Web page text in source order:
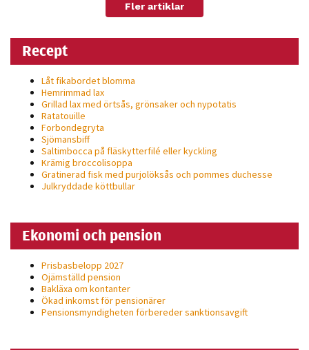
Fler artiklar
Recept
Låt fikabordet blomma
Hemrimmad lax
Grillad lax med örtsås, grönsaker och nypotatis
Ratatouille
Forbondegryta
Sjömansbiff
Saltimbocca på fläsk­ytterfilé eller kyckling
Krämig broccolisoppa
Gratinerad fisk med purjolöksås och pommes duchesse
Julkryddade köttbullar
Ekonomi och pension
Prisbasbelopp 2027
Ojämställd pension
Bakläxa om kontanter
Ökad inkomst för pensionärer
Pensionsmyndigheten förbereder sanktionsavgift
personligt